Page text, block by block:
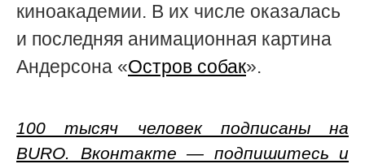
киноакадемии. В их числе оказалась
и последняя анимационная картина
Андерсона «Остров собак».
100 тысяч человек подписаны на
BURO. Вконтакте — подпишитесь и